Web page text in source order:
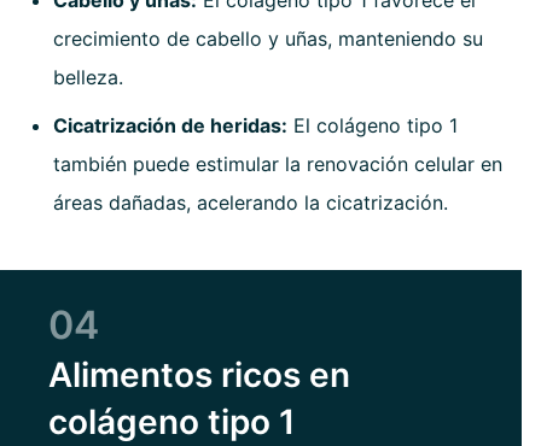
crecimiento de cabello y uñas, manteniendo su
belleza.
Cicatrización de heridas: El colágeno tipo 1
también puede estimular la renovación celular en
áreas dañadas, acelerando la cicatrización.
04
Alimentos ricos en
colágeno tipo 1